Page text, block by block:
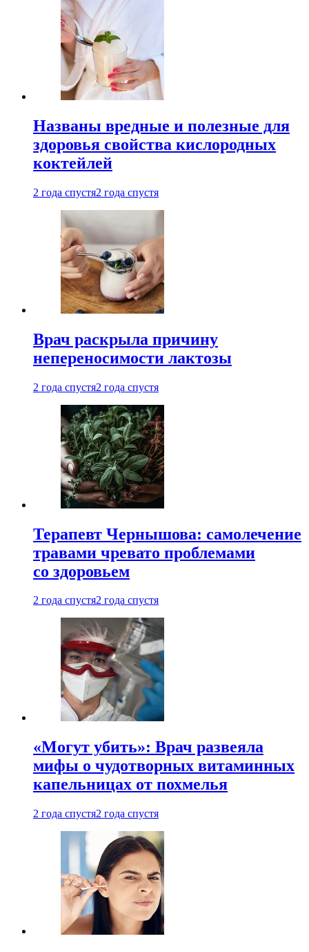
Названы вредные и полезные для
здоровья свойства кислородных
коктейлей
2 года спустя2 года спустя
Врач раскрыла причину
непереносимости лактозы
2 года спустя2 года спустя
Терапевт Чернышова: самолечение
травами чревато проблемами
со здоровьем
2 года спустя2 года спустя
«Могут убить»: Врач развеяла
мифы о чудотворных витаминных
капельницах от похмелья
2 года спустя2 года спустя